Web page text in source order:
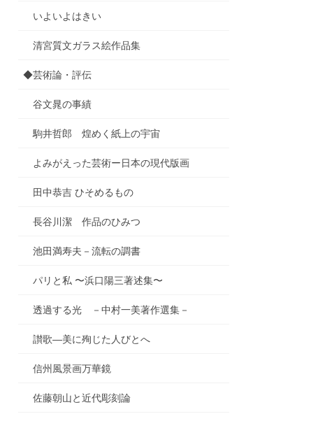
いよいよはきい
清宮質文ガラス絵作品集
◆芸術論・評伝
谷文晁の事績
駒井哲郎 煌めく紙上の宇宙
よみがえった芸術ー日本の現代版画
田中恭吉 ひそめるもの
長谷川潔 作品のひみつ
池田満寿夫－流転の調書
パリと私 〜浜口陽三著述集〜
透過する光 －中村一美著作選集－
讃歌―美に殉じた人びとへ
信州風景画万華鏡
佐藤朝山と近代彫刻論